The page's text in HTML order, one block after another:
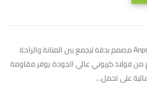
مفك براغي من Anprofile مصمم بدقة ليجمع بين المتانة والراحة
من فولاذ كربوني عالي الجودة يوفر مقاومة
على تحمل…